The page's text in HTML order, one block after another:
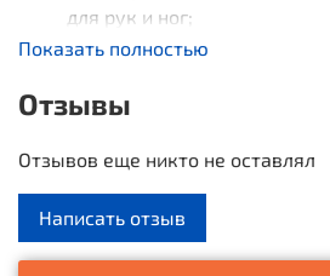
для рук и ног;
трапеция с ручками;
«Конго 2» — спортивно-игровой
создан для организации
конструкция и богатое
ее подходящей для малышей
любым характером: кому-то
Показать полностью
Отзывы
Отзывов еще никто не оставлял
Написать отзыв